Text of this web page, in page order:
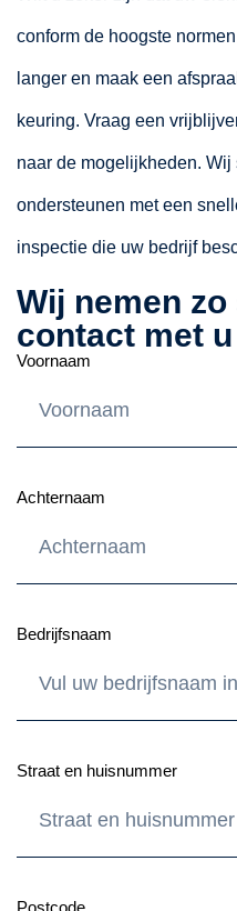
conform de hoogste
langer en maak een
keuring. Vraag een
naar de mogelijkheden. Wij
ondersteunen met een
inspectie die uw bedrijf
Wij nemen
contact met
Voornaam
Achternaam
Bedrijfsnaam
Straat en huisnummer
Postcode